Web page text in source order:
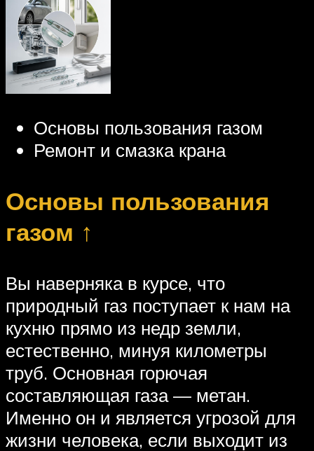
Основы пользования газом
Ремонт и смазка крана
Основы пользования
газом ↑
Вы наверняка в курсе, что
природный газ поступает к нам на
кухню прямо из недр земли,
естественно, минуя километры
труб. Основная горючая
составляющая газа — метан.
Именно он и является угрозой для
жизни человека, если выходит из